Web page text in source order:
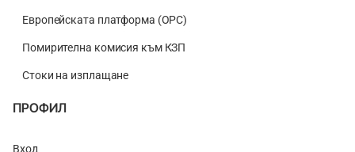
Европейската платформа (ОРС)
Помирителна комисия към КЗП
Стоки на изплащане
ПРОФИЛ
Вход